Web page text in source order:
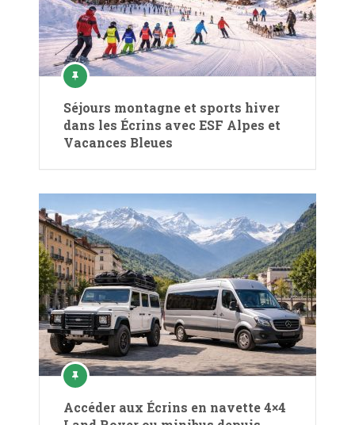
Séjours montagne et sports hiver
dans les Écrins avec ESF Alpes et
Vacances Bleues
Accéder aux Écrins en navette 4×4